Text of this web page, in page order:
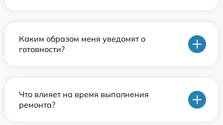
Каким образом меня уведомят о
готовности?
Что влияет на время выполнения
ремонта?